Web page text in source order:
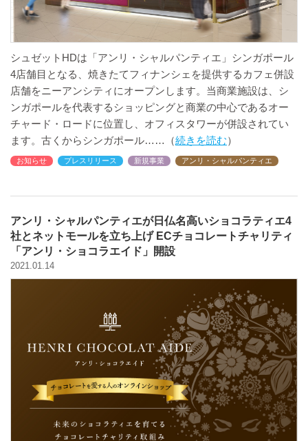
シュゼットHDは「アンリ・シャルパンティエ」シンガポール
4店舗目となる、焼きたてフィナンシェを提供するカフェ併設
店舗をニーアンシティにオープンします。当商業施設は、シ
ンガポールを代表するショッピングと商業の中心であるオー
チャード・ロードに位置し、オフィスタワーが併設されてい
ます。古くからシンガポール
続きを読む
お知らせ プレスリリース 新規事業 アンリ・シャルパンティエ
アンリ・シャルパンティエが日仏名高いショコラティエ4
社とネットモールを立ち上げ ECチョコレートチャリティ
「アンリ・ショコラエイド」開設
2021.01.14